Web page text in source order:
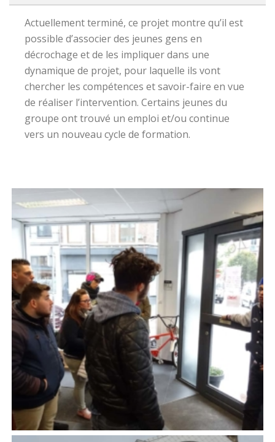
Actuellement terminé, ce projet montre qu’il est
possible d’associer des jeunes gens en
décrochage et de les impliquer dans une
dynamique de projet, pour laquelle ils vont
chercher les compétences et savoir-faire en vue
de réaliser l’intervention. Certains jeunes du
groupe ont trouvé un emploi et/ou continue
vers un nouveau cycle de formation.